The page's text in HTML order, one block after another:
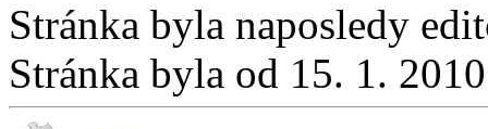
Stránka byla naposledy
Stránka byla od 15. 1.